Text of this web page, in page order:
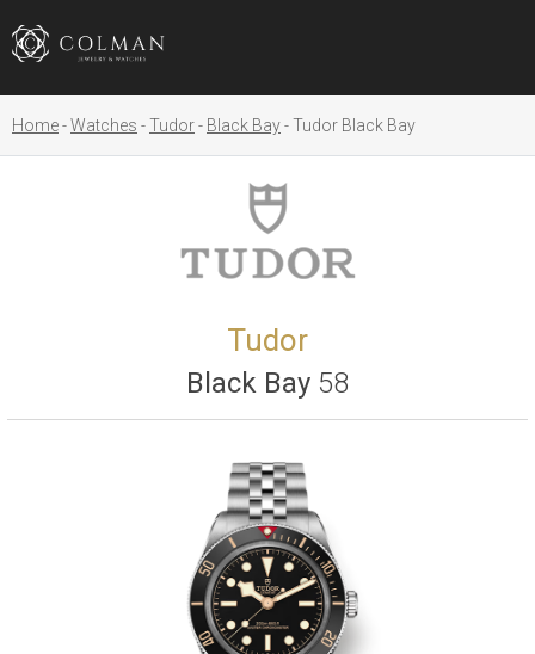
Home Watches Tudor Black Bay Tudor Black Bay
Tudor
Black Bay 58